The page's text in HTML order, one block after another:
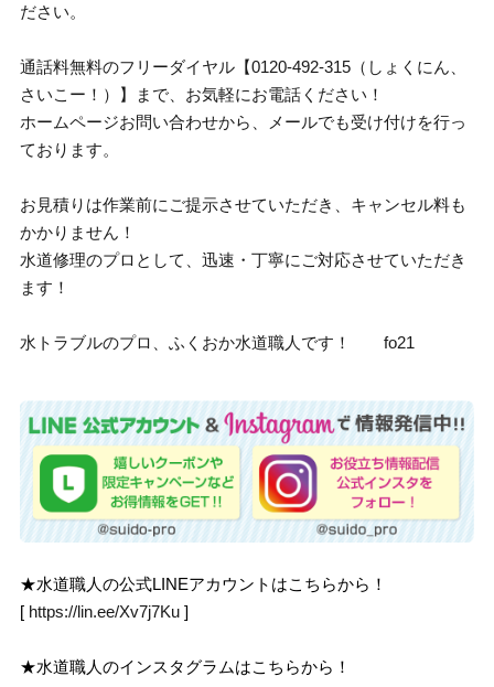
ださい。
通話料無料のフリーダイヤル【0120-492-315（しょくにん、
さいこー！）】まで、お気軽にお電話ください！
ホームページお問い合わせから、メールでも受け付けを行っ
ております。
お見積りは作業前にご提示させていただき、キャンセル料も
かかりません！
水道修理のプロとして、迅速・丁寧にご対応させていただき
ます！
水トラブルのプロ、ふくおか水道職人です！ fo21
★水道職人の公式LINEアカウントはこちらから！
[ https://lin.ee/Xv7j7Ku ]
★水道職人のインスタグラムはこちらから！